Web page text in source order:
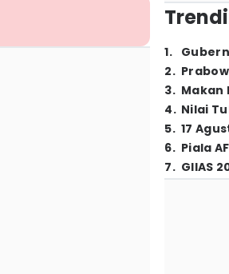
1.
2.
3. Makan
4. Nilai
5. 17
6. Piala
7. GIIAS